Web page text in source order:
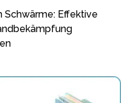
Schwärme: Effektive